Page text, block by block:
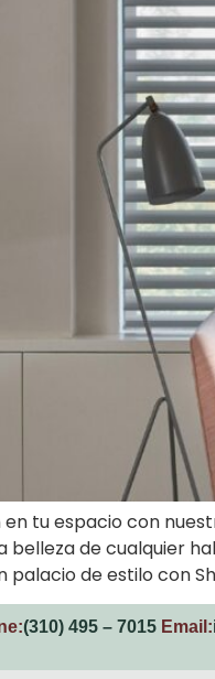
en tu espacio con
belleza de cualquier
palacio de estilo con
(310) 495 – 7015 Email: